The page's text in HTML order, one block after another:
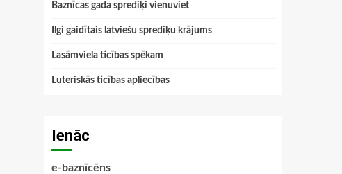
Baznīcas gada sprediķi vienuviet
Ilgi gaidītais latviešu sprediķu krājums
Lasāmviela ticības spēkam
Luteriskās ticības apliecības
Ienāc
e-baznīcēns